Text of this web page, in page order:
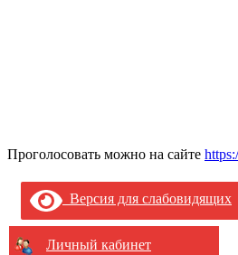
Проголосовать можно на сайте
Версия для слабовидящих
Личный кабинет